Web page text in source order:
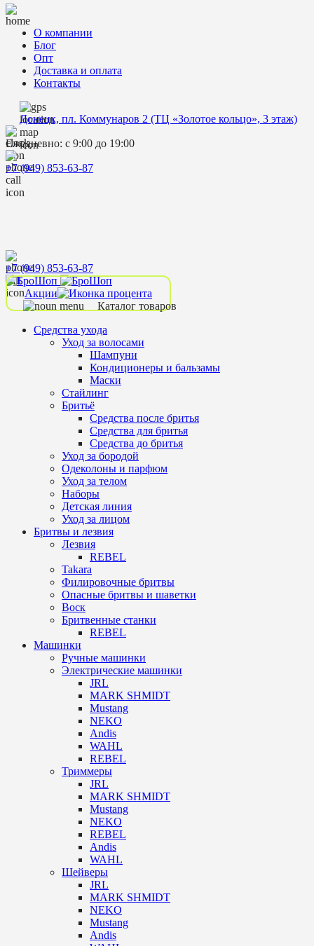
О компании
Блог
Опт
Доставка и оплата
Контакты
Донецк, пл. Коммунаров 2 (ТЦ «Золотое кольцо», 3 этаж)
Ежедневно: с 9:00 до 19:00
+7 (949) 853-63-87
+7 (949) 853-63-87
Акции
Каталог товаров
Средства ухода
Уход за волосами
Шампуни
Кондиционеры и бальзамы
Маски
Стайлинг
Бритьё
Средства после бритья
Средства для бритья
Средства до бритья
Уход за бородой
Одеколоны и парфюм
Уход за телом
Наборы
Детская линия
Уход за лицом
Бритвы и лезвия
Лезвия
REBEL
Takara
Филировочные бритвы
Опасные бритвы и шаветки
Воск
Бритвенные станки
REBEL
Машинки
Ручные машинки
Электрические машинки
JRL
MARK SHMIDT
Mustang
NEKO
Andis
WAHL
REBEL
Триммеры
JRL
MARK SHMIDT
Mustang
NEKO
REBEL
Andis
WAHL
Шейверы
JRL
MARK SHMIDT
NEKO
Mustang
Andis